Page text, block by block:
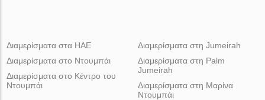
Διαμερίσματα στα ΗΑΕ
Διαμερίσματα στο Ντουμπάι
Διαμερίσματα στο Κέντρο του
Ντουμπάι
Διαμερίσματα στη Jumeirah
Διαμερίσματα στη Palm
Jumeirah
Διαμερίσματα στη Μαρίνα
Ντουμπάι